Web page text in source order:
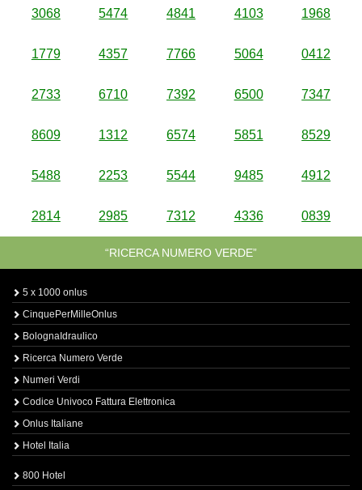
3068 5474 4841 4103 1968
1779 4357 7766 5064 0412
2733 6710 7392 6500 7347
8609 1312 6574 5851 8529
5488 2253 5544 9485 4912
2814 2985 7312 4336 0839
“RICERCA NUMERO VERDE”
5 x 1000 onlus
CinquePerMilleOnlus
BolognaIdraulico
Ricerca Numero Verde
Numeri Verdi
Codice Univoco Fattura Elettronica
Onlus Italiane
Hotel Italia
800 Hotel